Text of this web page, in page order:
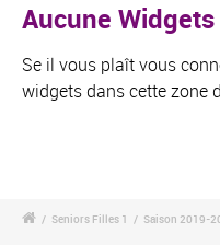
Aucune
Se il vous plaît vous
widgets dans cette zone
/ Seniors Filles 1 / Saison 2019-